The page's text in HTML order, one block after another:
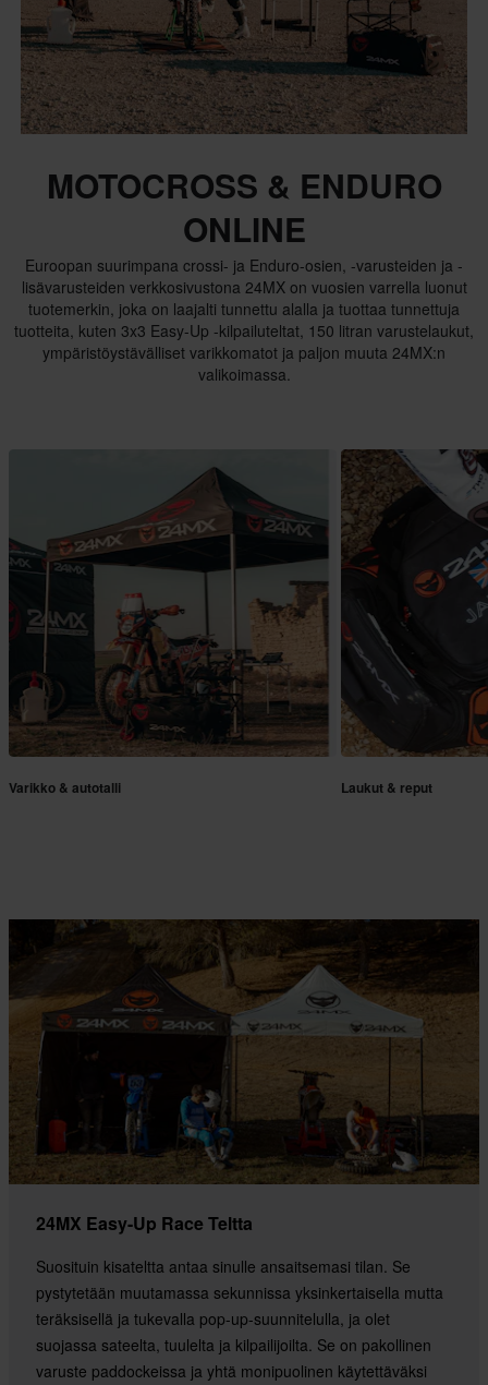
MOTOCROSS & ENDURO
ONLINE
Euroopan suurimpana crossi- ja Enduro-osien, -varusteiden ja -
lisävarusteiden verkkosivustona 24MX on vuosien varrella luonut
tuotemerkin, joka on laajalti tunnettu alalla ja tuottaa tunnettuja
tuotteita, kuten 3x3 Easy-Up -kilpailuteltat, 150 litran varustelaukut,
ympäristöystävälliset varikkomatot ja paljon muuta 24MX:n
valikoimassa.
Varikko & autotalli Laukut & reput
24MX Easy-Up Race Teltta
Suosituin kisateltta antaa sinulle ansaitsemasi tilan. Se
pystytetään muutamassa sekunnissa yksinkertaisella mutta
teräksisellä ja tukevalla pop-up-suunnitelulla, ja olet
suojassa sateelta, tuulelta ja kilpailijoilta. Se on pakollinen
varuste paddockeissa ja yhtä monipuolinen käytettäväksi